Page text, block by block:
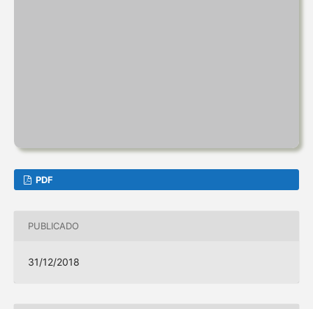
PDF
PUBLICADO
31/12/2018